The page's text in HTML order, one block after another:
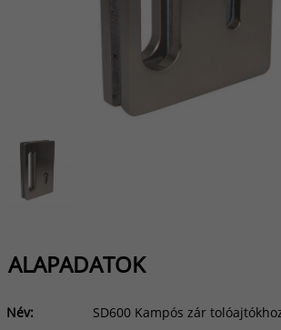
ALAPADATOK
Név: SD600 Kampós zár